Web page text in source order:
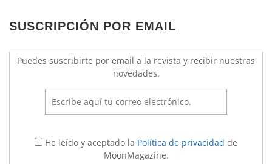
SUSCRIPCIÓN POR EMAIL
Puedes suscribirte por email a la revista y recibir nuestras
novedades.
He leído y aceptado la Política de privacidad de
MoonMagazine.